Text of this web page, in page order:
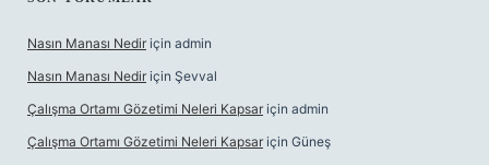
Nasın Manası Nedir için admin
Nasın Manası Nedir için Şevval
Çalışma Ortamı Gözetimi Neleri Kapsar için admin
Çalışma Ortamı Gözetimi Neleri Kapsar için Güneş